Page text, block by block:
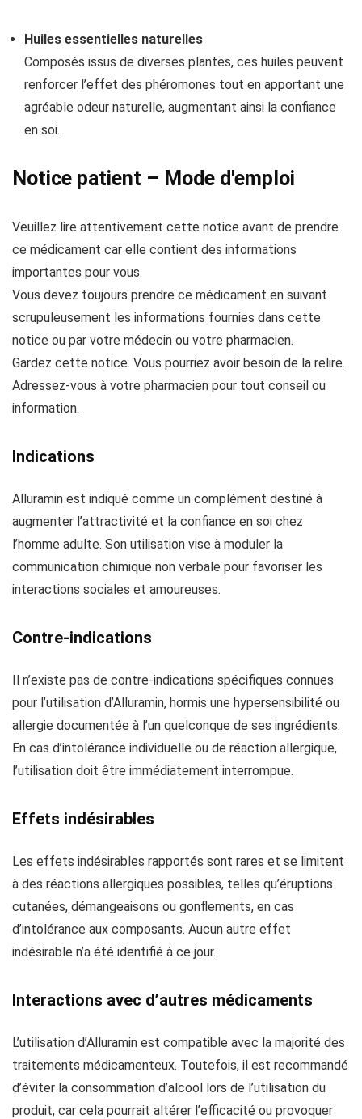
Huiles essentielles naturelles
Composés issus de diverses plantes, ces huiles peuvent
renforcer l’effet des phéromones tout en apportant une
agréable odeur naturelle, augmentant ainsi la confiance
en soi.
Notice patient – Mode d'emploi
Veuillez lire attentivement cette notice avant de prendre
ce médicament car elle contient des informations
importantes pour vous.
Vous devez toujours prendre ce médicament en suivant
scrupuleusement les informations fournies dans cette
notice ou par votre médecin ou votre pharmacien.
Gardez cette notice. Vous pourriez avoir besoin de la relire.
Adressez-vous à votre pharmacien pour tout conseil ou
information.
Indications
Alluramin est indiqué comme un complément destiné à
augmenter l’attractivité et la confiance en soi chez
l’homme adulte. Son utilisation vise à moduler la
communication chimique non verbale pour favoriser les
interactions sociales et amoureuses.
Contre-indications
Il n’existe pas de contre-indications spécifiques connues
pour l’utilisation d’Alluramin, hormis une hypersensibilité ou
allergie documentée à l’un quelconque de ses ingrédients.
En cas d’intolérance individuelle ou de réaction allergique,
l’utilisation doit être immédiatement interrompue.
Effets indésirables
Les effets indésirables rapportés sont rares et se limitent
à des réactions allergiques possibles, telles qu’éruptions
cutanées, démangeaisons ou gonflements, en cas
d’intolérance aux composants. Aucun autre effet
indésirable n’a été identifié à ce jour.
Interactions avec d’autres médicaments
L’utilisation d’Alluramin est compatible avec la majorité des
traitements médicamenteux. Toutefois, il est recommandé
d’éviter la consommation d’alcool lors de l’utilisation du
produit, car cela pourrait altérer l’efficacité ou provoquer